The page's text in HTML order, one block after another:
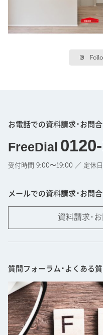
お電話での資料請求･お問
FreeDial
受付時間 9:00〜19:00 ／ 定休
メールでの資料請求･お問
資料請求･
質問フォーラム･よくある